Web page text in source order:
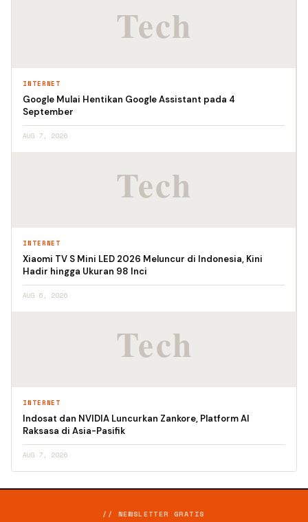
INTERNET
Google Mulai Hentikan Google Assistant pada 4
September
AUG 7, 2026
INTERNET
Xiaomi TV S Mini LED 2026 Meluncur di Indonesia, Kini
Hadir hingga Ukuran 98 Inci
AUG 6, 2026
INTERNET
Indosat dan NVIDIA Luncurkan Zankore, Platform AI
Raksasa di Asia-Pasifik
AUG 7, 2026
// NEWSLETTER GRATIS